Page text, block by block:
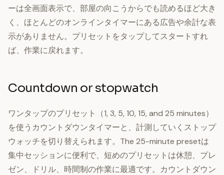
ーは全画面表示で、部屋の向こうからでも読めるほど大き
く、ほとんどのオンラインタイマーにある広告や余計な表
示がありません。プリセットをタップしてスタートすれ
ば、作業に戻れます。
Countdown or stopwatch
ワンタップのプリセット（1, 3, 5, 10, 15, and 25 minutes）
を使うカウントダウンタイマーと、計測していくストップ
ウォッチを切り替えられます。The 25-minute presetは
集中セッションに便利で、短めのプリセットは休憩、プレ
ゼン、ドリル、時間制の作業に最適です。カウントダウン